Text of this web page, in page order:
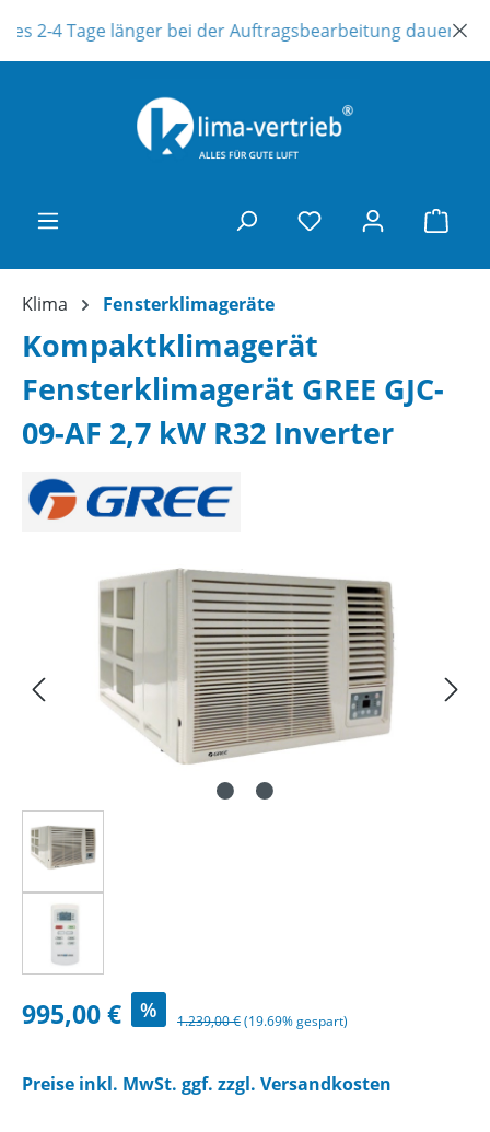
Zum Hauptinhalt springen
2-4 Tage länger bei der Auftragsbearbeitung dauern !
Klima Fensterklimageräte
Kompaktklimagerät
Fensterklimagerät GREE GJC-
09-AF 2,7 kW R32 Inverter
Bildergalerie überspringen
Verkaufspreis:
995,00 € % Regulärer Preis:
1.239,00 €(19.69% gespart)
Preise inkl. MwSt. ggf. zzgl. Versandkosten